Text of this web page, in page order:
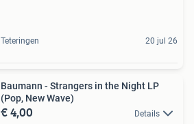
Teteringen 20 jul 26
Baumann - Strangers in the Night LP
(Pop, New Wave)
€ 4,00 Details